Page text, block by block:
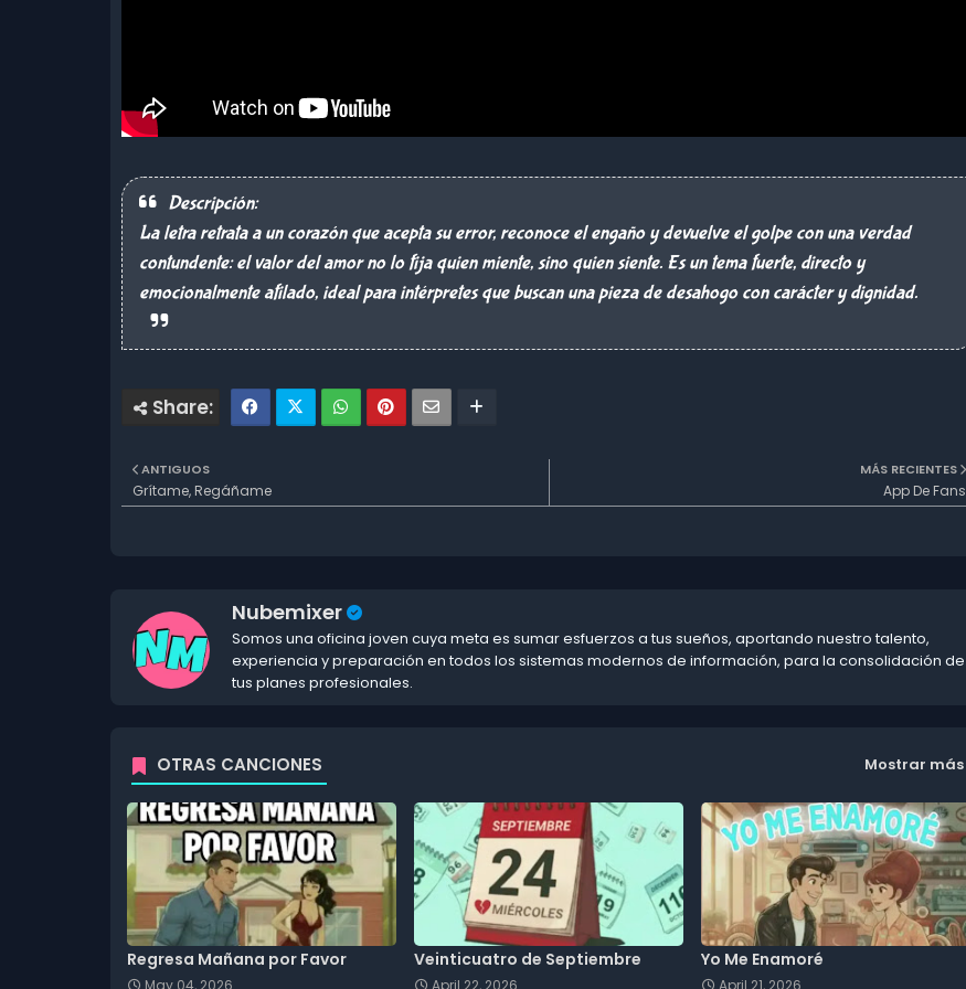
Descripción:
La letra retrata a un corazón que acepta su error, reconoce el engaño y devuelve el golpe con una verdad
contundente: el valor del amor no lo fija quien miente, sino quien siente. Es un tema fuerte, directo y
emocionalmente afilado, ideal para intérpretes que buscan una pieza de desahogo con carácter y dignidad.
MÁS RECIENTES
App De Fans
ANTIGUOS
Grítame, Regáñame
Nubemixer
Somos una oficina joven cuya meta es sumar esfuerzos a tus sueños, aportando nuestro talento,
experiencia y preparación en todos los sistemas modernos de información, para la consolidación de
tus planes profesionales.
OTRAS CANCIONES Mostrar más
Regresa Mañana por Favor
May 04, 2026
Veinticuatro de Septiembre
April 22, 2026
Yo Me Enamoré
April 21, 2026